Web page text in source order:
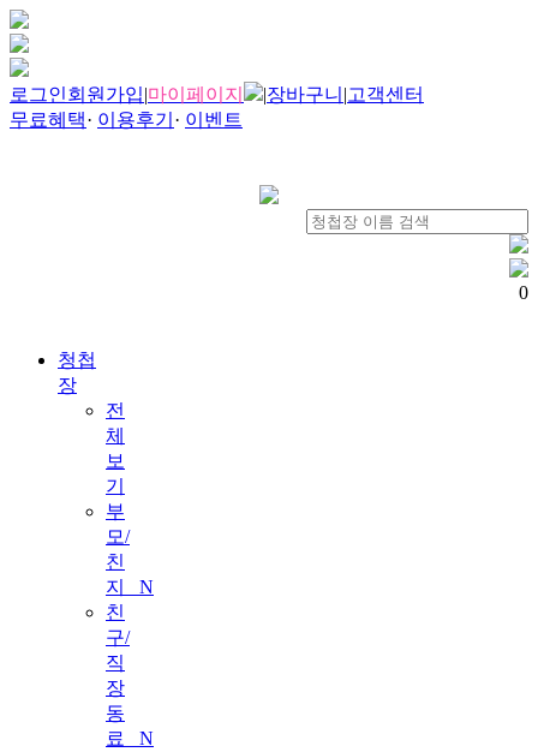
로그인회원가입|마이페이지 |장바구니 |고객센터
무료혜택· 이용후기 · 이벤트
0
청첩
장
전
체
보
기
부
모/
친
지
N
친
구/
직
장
동
료
N